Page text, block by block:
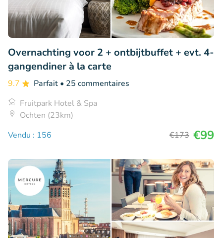
Overnachting voor 2 + ontbijtbuffet + evt. 4-
gangendiner à la carte
9.7 Parfait • 25 commentaires
Fruitpark Hotel & Spa
Ochten (23km)
Vendu : 156
€173 €99